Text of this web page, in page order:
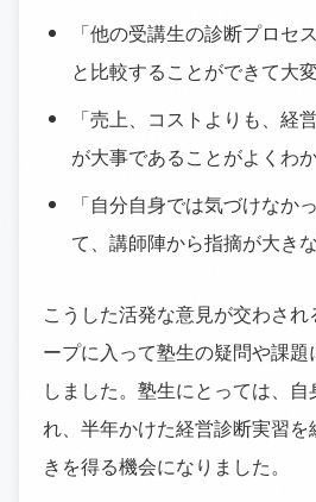
「他の受講生の診断プロセ
と比較することができて大
「売上、コストよりも、経
が大事であることがよくわか
「自分自身では気づけなか
て、講師陣から指摘が大き
こうした活発な意見が交わさ
ープに入って塾生の疑問や課
しました。塾生にとっては、
れ、半年かけた経営診断実習
きを得る機会になりました。